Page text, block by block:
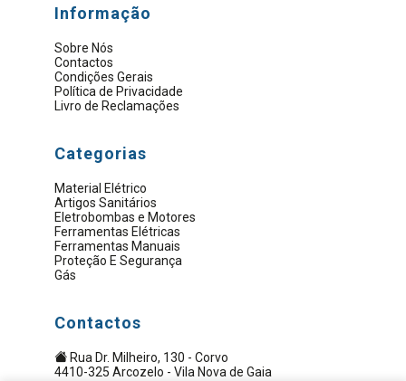
Informação
Sobre Nós
Contactos
Condições Gerais
Política de Privacidade
Livro de Reclamações
Categorias
Material Elétrico
Artigos Sanitários
Eletrobombas e Motores
Ferramentas Elétricas
Ferramentas Manuais
Proteção E Segurança
Gás
Contactos
Rua Dr. Milheiro, 130 - Corvo
4410-325 Arcozelo - Vila Nova de Gaia